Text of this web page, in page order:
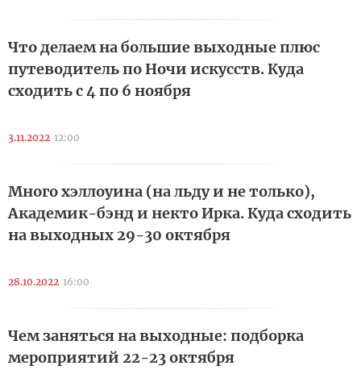
Что делаем на большие выходные плюс
путеводитель по Ночи искусств. Куда
сходить с 4 по 6 ноября
3.11.2022 12:00
Много хэллоуина (на льду и не только),
Академик-бэнд и некто Ирка. Куда сходить
на выходных 29-30 октября
28.10.2022 16:00
Чем заняться на выходные: подборка
мероприятий 22-23 октября